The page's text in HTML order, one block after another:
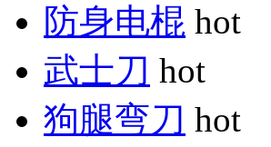
防身电棍 hot
武士刀 hot
狗腿弯刀 hot